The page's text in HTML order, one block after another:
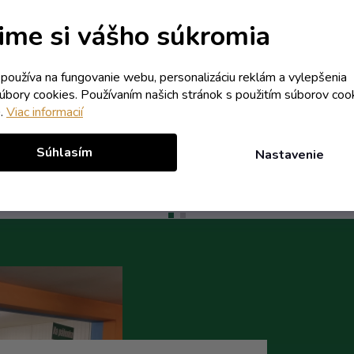
si vášho súkromia
na fungovanie webu, personalizáciu reklám a vylepšenia
cookies. Používaním našich stránok s použitím súborov
Viac informacií
Nastavenie
Súhlasím
Marhuľovica
Skladom
7,98 € vrátane DPH
6,49 €/ ks
5,83 € vrátane DPH
4,74 €/ ks